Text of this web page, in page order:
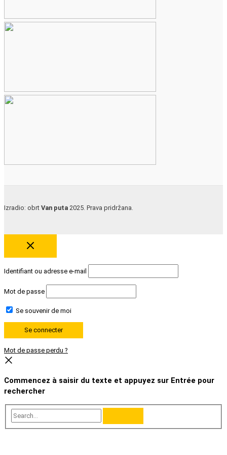
Izradio: obrt Van puta 2025. Prava pridržana.
Identifiant ou adresse e-mail
Mot de passe
Se souvenir de moi
Mot de passe perdu ?
Commencez à saisir du texte et appuyez sur Entrée pour
rechercher